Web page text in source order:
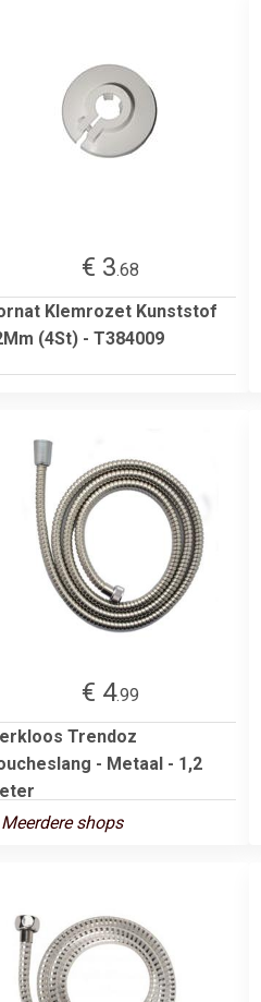
€ 3.68
Klemrozet Kunststof
(4St) - T384009
€ 4.99
Trendoz
- Metaal - 1,2
Meerdere shops